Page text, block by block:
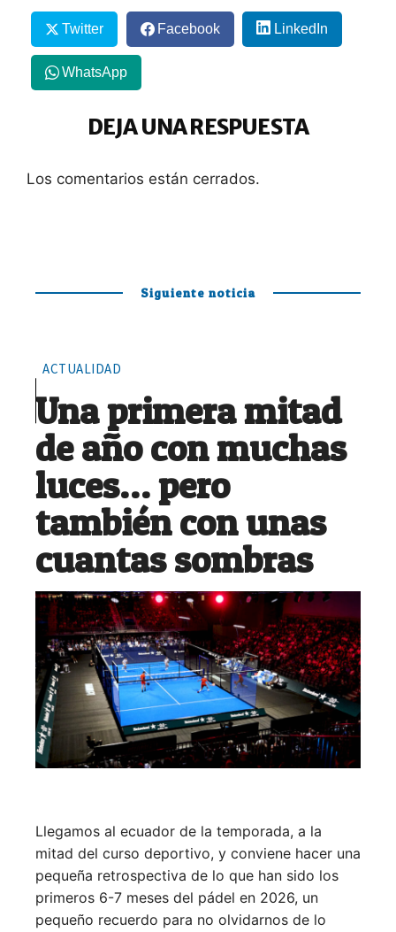
Twitter Facebook LinkedIn
WhatsApp
DEJA UNA RESPUESTA
Los comentarios están cerrados.
Siguiente noticia
ACTUALIDAD
Una primera mitad
de año con muchas
luces… pero
también con unas
cuantas sombras
Llegamos al ecuador de la temporada, a la
mitad del curso deportivo, y conviene hacer una
pequeña retrospectiva de lo que han sido los
primeros 6-7 meses del pádel en 2026, un
pequeño recuerdo para no olvidarnos de lo